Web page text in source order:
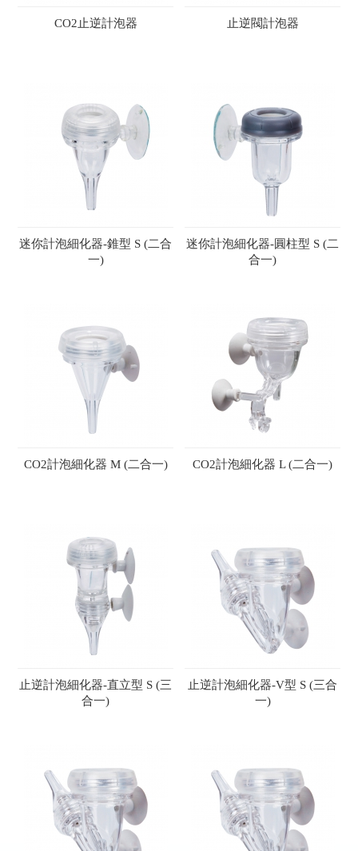
CO2止逆計泡器 止逆閥計泡器
迷你計泡細化器-錐型 S (二合
一)
迷你計泡細化器-圓柱型 S (二
合一)
CO2計泡細化器 M (二合一) CO2計泡細化器 L (二合一)
止逆計泡細化器-直立型 S (三
合一)
止逆計泡細化器-V型 S (三合
一)